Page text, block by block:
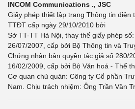
INCOM Communications ., JSC
Giấy phép thiết lập trang Thông tin điện
TTĐT cấp ngày 29/10/2010 bởi
Sở TT-TT Hà Nội, thay thế giấy phép
26/07/2007, cấp bởi Bộ Thông tin và
Chứng nhận bản quyền tác giả số 280/
16/02/2009, cấp bởi Bộ Văn hoá - Thể
Cơ quan chủ quản: Công ty Cổ phần
Nam. Chịu trách nhiệm: Ông Trần Văn